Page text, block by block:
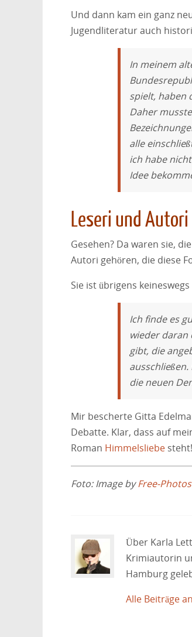
Und dann kam ein ganz
Jugendliteratur auch
In meinem
spielt, haben
Daher
alle
ich habe
Idee
Leseri und Autori
Gesehen? Da waren sie,
Autori gehören, die diese
Sie ist übrigens
Ich finde es
wieder daran
gibt, die
die neuen
Mir bescherte Gitta
Debatte. Klar, dass auf
Roman Himmelsliebe steht!
Foto: Image byFree-Photos
Über Karla
Krimiautorin
Hamburg
Alle Beiträge